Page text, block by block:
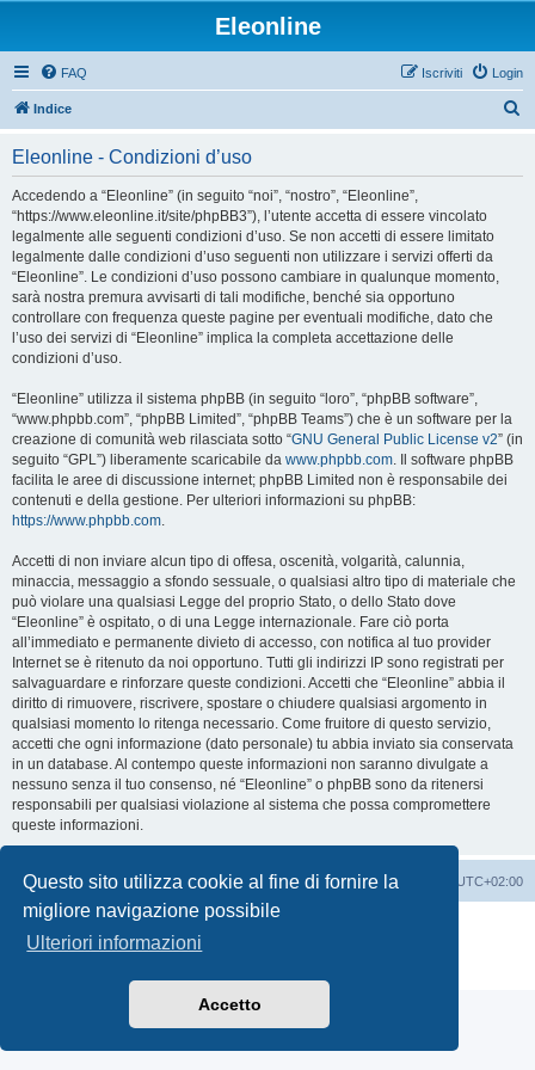
Questo sito utilizza cookie al fine di fornire la
migliore navigazione possibile
Ulteriori informazioni
Accetto
Eleonline
FAQ Login
Iscriviti
Indice
Eleonline - Condizioni d’uso
Accedendo a “Eleonline” (in seguito “noi”, “nostro”, “Eleonline”,
“https://www.eleonline.it/site/phpBB3”), l’utente accetta di essere vincolato
legalmente alle seguenti condizioni d’uso. Se non accetti di essere limitato
legalmente dalle condizioni d’uso seguenti non utilizzare i servizi offerti da
“Eleonline”. Le condizioni d’uso possono cambiare in qualunque momento,
sarà nostra premura avvisarti di tali modifiche, benché sia opportuno
controllare con frequenza queste pagine per eventuali modifiche, dato che
l’uso dei servizi di “Eleonline” implica la completa accettazione delle
condizioni d’uso.
“Eleonline” utilizza il sistema phpBB (in seguito “loro”, “phpBB software”,
“www.phpbb.com”, “phpBB Limited”, “phpBB Teams”) che è un software per la
creazione di comunità web rilasciata sotto “GNU General Public License v2” (in
seguito “GPL”) liberamente scaricabile da www.phpbb.com. Il software phpBB
facilita le aree di discussione internet; phpBB Limited non è responsabile dei
contenuti e della gestione. Per ulteriori informazioni su phpBB:
https://www.phpbb.com.
Accetti di non inviare alcun tipo di offesa, oscenità, volgarità, calunnia,
minaccia, messaggio a sfondo sessuale, o qualsiasi altro tipo di materiale che
può violare una qualsiasi Legge del proprio Stato, o dello Stato dove
“Eleonline” è ospitato, o di una Legge internazionale. Fare ciò porta
all’immediato e permanente divieto di accesso, con notifica al tuo provider
Internet se è ritenuto da noi opportuno. Tutti gli indirizzi IP sono registrati per
salvaguardare e rinforzare queste condizioni. Accetti che “Eleonline” abbia il
diritto di rimuovere, riscrivere, spostare o chiudere qualsiasi argomento in
qualsiasi momento lo ritenga necessario. Come fruitore di questo servizio,
accetti che ogni informazione (dato personale) tu abbia inviato sia conservata
in un database. Al contempo queste informazioni non saranno divulgate a
nessuno senza il tuo consenso, né “Eleonline” o phpBB sono da ritenersi
responsabili per qualsiasi violazione al sistema che possa compromettere
queste informazioni.
Indice Tutti gli orari sono UTC+02:00
Cancella cookie
Creato da phpBB
Traduzione Italiana